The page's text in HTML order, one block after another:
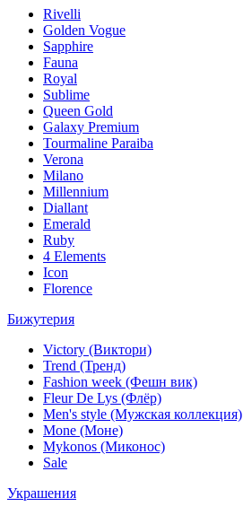
Rivelli
Golden Vogue
Sapphire
Fauna
Royal
Sublime
Queen Gold
Galaxy Premium
Tourmaline Paraiba
Verona
Milano
Millennium
Diallant
Emerald
Ruby
4 Elements
Icon
Florence
Бижутерия
Victory (Виктори)
Trend (Тренд)
Fashion week (Фешн вик)
Fleur De Lys (Флёр)
Men's style (Мужская коллекция)
Mone (Моне)
Mykonos (Миконос)
Sale
Украшения